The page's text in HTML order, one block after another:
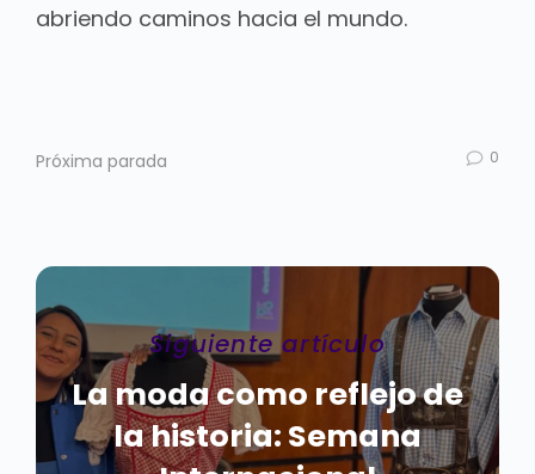
abriendo caminos hacia el mundo.
Próxima parada 0
Siguiente artículo
La moda como reflejo de
la historia: Semana